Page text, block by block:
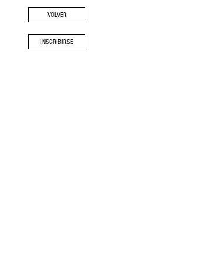
VOLVER
INSCRIBIRSE